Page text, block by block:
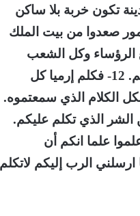
تكون خربة بلا ساكن
يهوذا بهذه الأمور صعدوا من بيت الملك
الكهنة والانبياء مع الرؤساء وكل الشعب
قائلين حق الموت على هذا الرجل لأنه قد تنبا على هذه المدينة كما سمعتم باذانكم. 12- فكلم إرميا كل
الكلام الذي سمعتموه.
الشر الذي تكلم عليكم.
بي كما هو حسن ومستقيم في اعينكم. 15- لكن اعلموا علما انكم أن
الرب إليكم لاتكلم